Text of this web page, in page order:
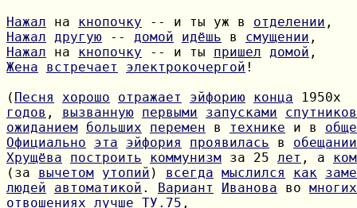
Нажал на кнопочку -- и ты уж в отделении
Нажал другую -- домой идёшь в смущении
Нажал на кнопочку -- и ты пришел домой
Жена
встречает электрокочергой !
( Песня хорошо отражает эйфорию конца
годов , вызванную первыми запусками
спутников
ожиданием больших перемен в технике и в
Официально
эта эйфория проявилась в обещании
Хрущёва
построить коммунизм за 25 лет , а
(за вычетом утопий ) всегда мыслился как
людей
автоматикой . Вариант Иванова во многих
отвошениях лучше ТУ.75